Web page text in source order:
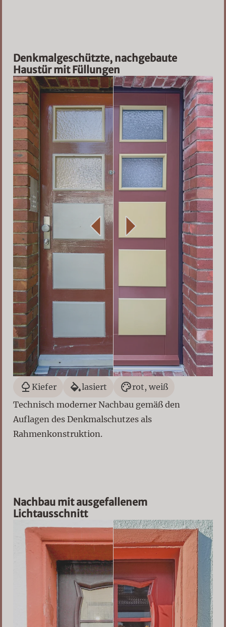
Denkmalgeschützte, nachgebaute
Haustür mit Füllungen
Kiefer lasiert
rot, weiß
Technisch moderner Nachbau gemäß den
Auflagen des Denkmalschutzes als
Rahmenkonstruktion.
Nachbau mit ausgefallenem
Lichtausschnitt